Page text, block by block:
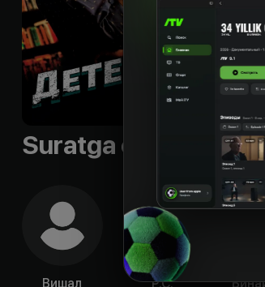
Suratga olish guruhi
Вишал
Р.С.